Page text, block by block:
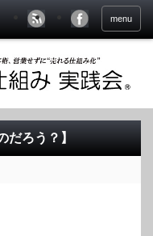
menu
だろう？】